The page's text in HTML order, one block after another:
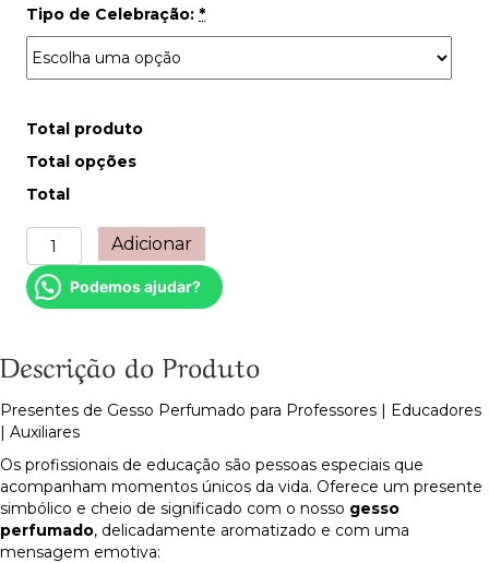
Tipo de Celebração: *
Total produto
Total opções
Total
Quantidade
de
Presentes
de
para
Professores
|
Educadores
Auxiliares
Adicionar
Podemos ajudar?
Descrição do Produto
Presentes de Gesso Perfumado para Professores | Educadores
| Auxiliares
Os profissionais de educação são pessoas especiais que
acompanham momentos únicos da vida. Oferece um presente
simbólico e cheio de significado com o nosso gesso
perfumado, delicadamente aromatizado e com uma
mensagem emotiva: